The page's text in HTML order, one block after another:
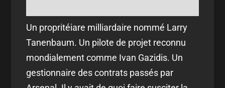
Un propritéiare milliardaire nommé Larry
Tanenbaum. Un pilote de projet reconnu
mondialement comme Ivan Gazidis. Un
gestionnaire des contrats passés par